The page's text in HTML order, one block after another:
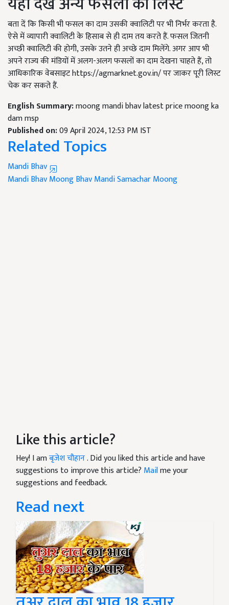
बता दें कि किसी भी फसल का दाम उसकी क्वालिटी पर भी निर्भर करता है.
ऐसे में व्यापारी क्वालिटी के हिसाब से ही दाम तय करते हैं. फसल जितनी
अच्छी क्वालिटी की होगी, उसके उतने ही अच्छे दाम मिलेंगे. अगर आप भी
अपने राज्य की मंडियों में अलग-अलग फसलों का दाम देखना चाहते हैं, तो
आधिकारिक वेबसाइट https://agmarknet.gov.in/ पर जाकर पूरी लिस्ट
चेक कर सकते हैं.
English Summary:moong mandi bhav latest price moong ka
dam msp
Published on:09 April 2024, 12:53 PM IST
Related Topics
Mandi Bhav
Mandi BhavMoong BhavMandi SamacharMoong
Like this article?
Hey! I amबृजेश चौहान. Did you liked this article and have
suggestions to improve this article? Mailme your
suggestions and feedback.
Read next